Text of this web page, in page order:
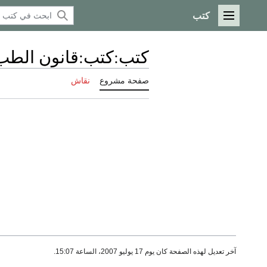
القائمة الرئيسية
كتب
كتب:كتب:قانون
صفحة مشروع نقاش
آخر تعديل لهذه الصفحة كان يوم 17 يوليو 2007، الساعة 15:07.